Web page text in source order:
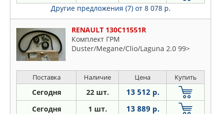
Другие предложения (7) от 8 078 р.
RENAULT 130C11551R
Комплект ГРМ
Duster/Megane/Clio/Laguna 2.0 99>
Поставка Наличие Цена Купить
Сегодня 22 шт. 13 512 р.
Сегодня 1 шт. 13 889 р.